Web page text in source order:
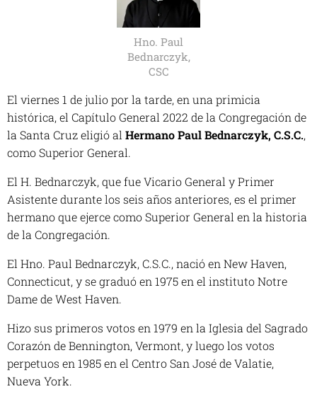
Hno. Paul
Bednarczyk,
CSC
El viernes 1 de julio por la tarde, en una primicia
histórica, el Capítulo General 2022 de la Congregación de
la Santa Cruzeligió al Hermano Paul Bednarczyk, C.S.C.,
como Superior General.
El H. Bednarczyk, que fue Vicario General y Primer
Asistente durante los seis años anteriores, es el primer
hermano que ejerce como Superior General en la historia
de la Congregación.
El Hno. Paul Bednarczyk, C.S.C., nació en New Haven,
Connecticut, y se graduó en 1975 en el instituto Notre
Dame de West Haven.
Hizo sus primeros votos en 1979 en la Iglesia del Sagrado
Corazón de Bennington, Vermont, y luego los votos
perpetuos en 1985 en el Centro San José de Valatie,
Nueva York.